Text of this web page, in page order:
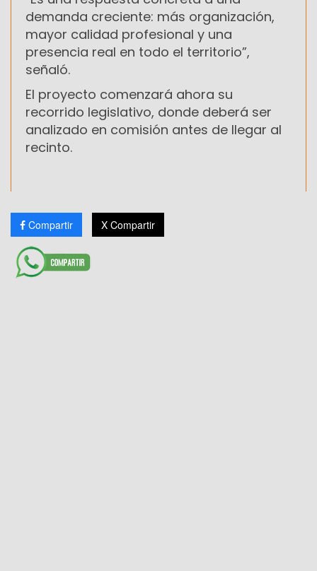
demanda creciente: más organización,
mayor calidad profesional y una
presencia real en todo el territorio”,
señaló.
El proyecto comenzará ahora su
recorrido legislativo, donde deberá ser
analizado en comisión antes de llegar al
recinto.
Compartir X Compartir